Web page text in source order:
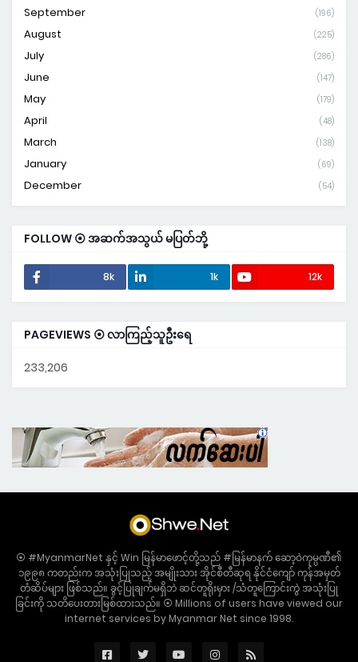
September (196)
August (225)
July (286)
June (147)
May (179)
April (48)
March (138)
January (69)
December (54)
FOLLOW ⦿ အဆက်အသွယ် မပြတ်ဘို့
8k 1k 12k
PAGEVIEWS ⦿ လာကြည့်သူဦးရေ
233,206
⦿ #MyanmarNet နှင့် Win မြန်မာဖောင့်တို့သည် #မြန်မာနက် ဆော့ဝဲကုမ္ပဏီ၏
၁၉၉၈ ကတည်းက အသုံးပြုသည့် အမျိုးသား အိုင်စီတီဆုရ နိုင်ငံကျော် ကုန်အမှတ်
တံဆိပ်များ ဖြစ်သည်။ ခွင့်ပြုချက်မရှိဘဲ ဆင်တူရိုးမှား /သံတူကြောင်းကွဲ အသုံးပြု
ခြင်းကို သတိပေးတားမြစ်ထားသည်။ ⦿ Millions of users have viewed our
internet services by Myanmar Net since 1998.